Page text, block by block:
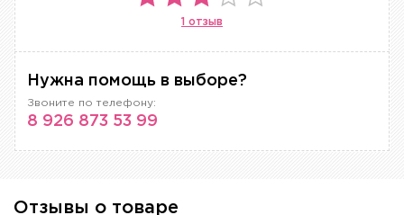
1 отзыв
Нужна помощь в выборе?
Звоните по телефону:
8 926 873 53 99
Отзывы о товаре